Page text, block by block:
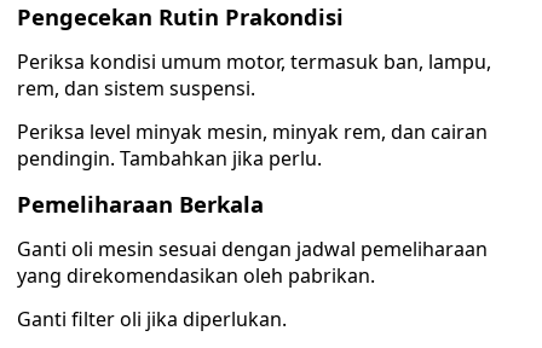
Pengecekan Rutin Prakondisi
Periksa kondisi umum motor, termasuk ban, lampu,
rem, dan sistem suspensi.
Periksa level minyak mesin, minyak rem, dan cairan
pendingin. Tambahkan jika perlu.
Pemeliharaan Berkala
Ganti oli mesin sesuai dengan jadwal pemeliharaan
yang direkomendasikan oleh pabrikan.
Ganti filter oli jika diperlukan.